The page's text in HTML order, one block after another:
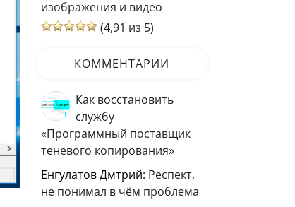
изображения и видео
(4,91 из 5)
КОММЕНТАРИИ
Как восстановить
службу
«Программный поставщик
теневого копирования»
Енгулатов Дмтрий: Респект,
не понимал в чём проблема